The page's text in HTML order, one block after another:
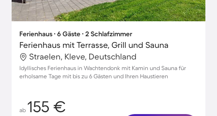
Ferienhaus ∙ 6 Gäste ∙ 2 Schlafzimmer
Ferienhaus mit Terrasse, Grill und Sauna
Straelen, Kleve, Deutschland
Idyllisches Ferienhaus in Wachtendonk mit Kamin und Sauna für
erholsame Tage mit bis zu 6 Gästen und Ihren Haustieren
ab 155 €